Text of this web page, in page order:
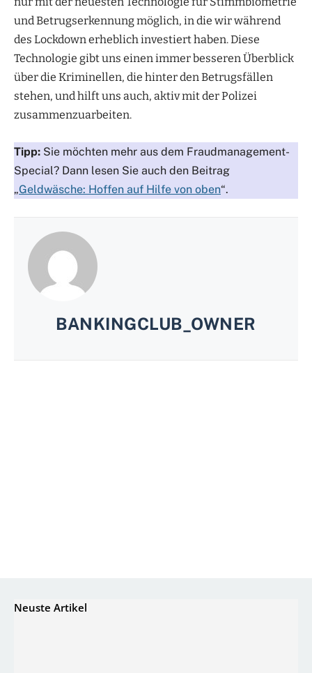
und Betrugserkennung möglich, in die wir während
des Lockdown erheblich investiert haben. Diese
Technologie gibt uns einen immer besseren Überblick
über die Kriminellen, die hinter den Betrugsfällen
stehen, und hilft uns auch, aktiv mit der Polizei
zusammenzuarbeiten.
Tipp: Sie möchten mehr aus dem Fraudmanagement-
Special? Dann lesen Sie auch den Beitrag
„Geldwäsche: Hoffen auf Hilfe von oben“.
BANKINGCLUB_OWNER
Neuste Artikel